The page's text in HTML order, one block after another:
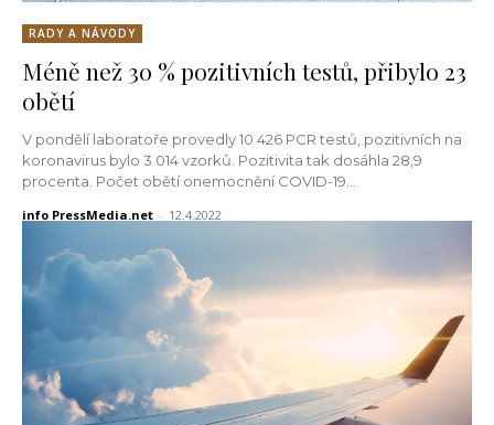
RADY A NÁVODY
Méně než 30 % pozitivních testů, přibylo 23
obětí
V pondělí laboratoře provedly 10 426 PCR testů, pozitivních na
koronavirus bylo 3 014 vzorků. Pozitivita tak dosáhla 28,9
procenta. Počet obětí onemocnění COVID-19...
info PressMedia.net - 12.4.2022